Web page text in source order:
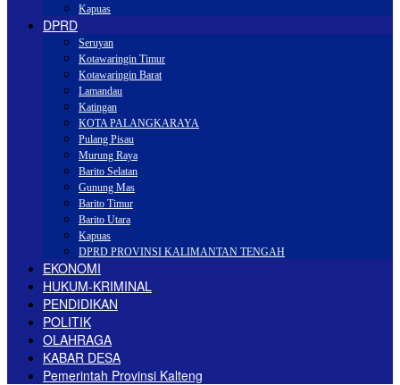
Kapuas
DPRD
Seruyan
Kotawaringin Timur
Kotawaringin Barat
Lamandau
Katingan
KOTA PALANGKARAYA
Pulang Pisau
Murung Raya
Barito Selatan
Gunung Mas
Barito Timur
Barito Utara
Kapuas
DPRD PROVINSI KALIMANTAN TENGAH
EKONOMI
HUKUM-KRIMINAL
PENDIDIKAN
POLITIK
OLAHRAGA
KABAR DESA
Pemerintah Provinsi Kalteng